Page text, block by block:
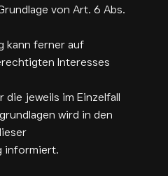
von Art. 6 Abs.
kann ferner auf
Interesses
die jeweils im Einzelfall
wird in den
informiert.